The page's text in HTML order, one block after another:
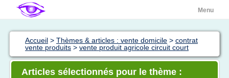
Menu
Accueil > Thèmes & articles : vente domicile > contrat
vente produits > vente produit agricole circuit court
Articles sélectionnés pour le thème :